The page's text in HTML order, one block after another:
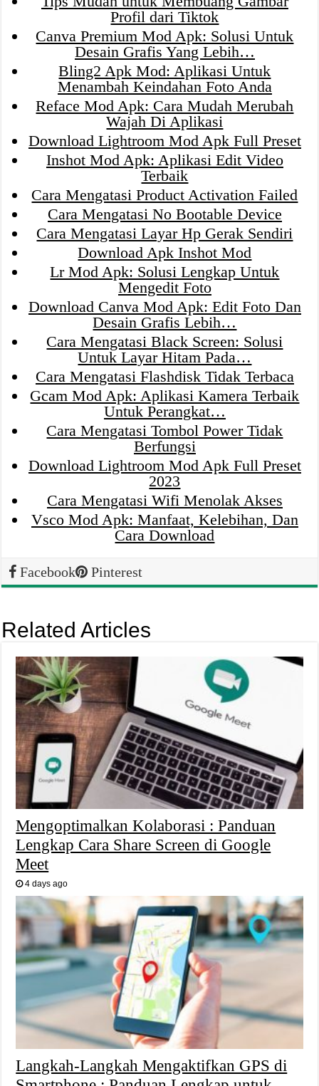
Profil dari Tiktok
Canva Premium Mod Apk: Solusi Untuk
Desain Grafis Yang Lebih…
Bling2 Apk Mod: Aplikasi Untuk
Menambah Keindahan Foto Anda
Reface Mod Apk: Cara Mudah Merubah
Wajah Di Aplikasi
Download Lightroom Mod Apk Full Preset
Inshot Mod Apk: Aplikasi Edit Video
Terbaik
Cara Mengatasi Product Activation Failed
Cara Mengatasi No Bootable Device
Cara Mengatasi Layar Hp Gerak Sendiri
Download Apk Inshot Mod
Lr Mod Apk: Solusi Lengkap Untuk
Mengedit Foto
Download Canva Mod Apk: Edit Foto Dan
Desain Grafis Lebih…
Cara Mengatasi Black Screen: Solusi
Untuk Layar Hitam Pada…
Cara Mengatasi Flashdisk Tidak Terbaca
Gcam Mod Apk: Aplikasi Kamera Terbaik
Untuk Perangkat…
Cara Mengatasi Tombol Power Tidak
Berfungsi
Download Lightroom Mod Apk Full Preset
2023
Cara Mengatasi Wifi Menolak Akses
Vsco Mod Apk: Manfaat, Kelebihan, Dan
Cara Download
Facebook Pinterest
Related Articles
Mengoptimalkan Kolaborasi : Panduan
Lengkap Cara Share Screen di Google
Meet
4 days ago
Langkah-Langkah Mengaktifkan GPS di